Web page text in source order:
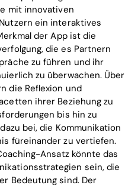
mit innovativen
ein interaktives
der App ist die
die es Partnern
zu führen und ihr
zu überwachen. Über
die Reflexion und
ihrer Beziehung zu
bis hin zu
bei, die Kommunikation
füreinander zu vertiefen.
Ansatz könnte das
sein, die
Bedeutung sind. Der